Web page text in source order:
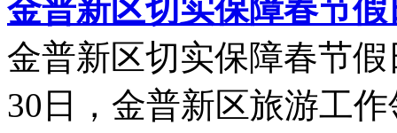
金普新区切实保障春节
金普新区切实保障春节
30日，金普新区旅游工